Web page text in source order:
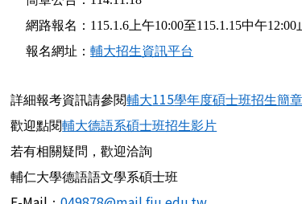
網路報名： 115.1.6 上午10:00至115.1.15中午12:00
報名網址：輔大招生資訊平台
詳細報考資訊請參閱輔大115學年度碩士班招生簡章
歡迎點閱輔大德語系碩士班招生影片
若有相關疑問，歡迎洽詢
輔仁大學德語語文學系碩士班